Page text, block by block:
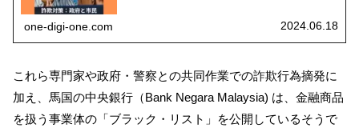
one-digi-one.com 2024.06.18
これら専門家や政府・警察との共同作業での詐欺行為摘発に
加え、馬国の中央銀行（Bank Negara Malaysia) は、金融商品
を扱う事業体の「ブラック・リスト」を公開しているそうで